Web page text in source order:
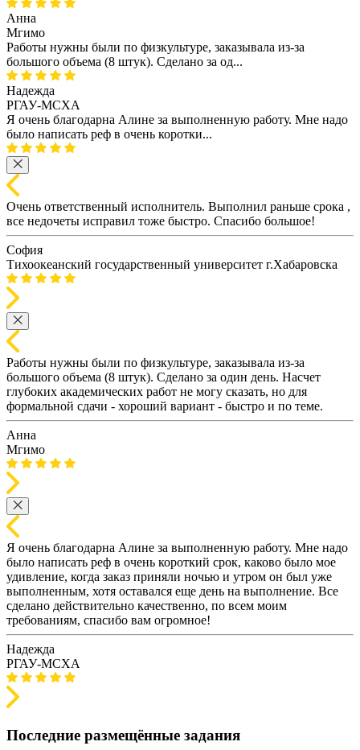
Анна
Мгимо
Работы нужны были по физкультуре, заказывала из-за
большого объема (8 штук). Сделано за од...
Надежда
РГАУ-МСХА
Я очень благодарна Алине за выполненную работу. Мне надо
было написать реф в очень коротки...
Очень ответственный исполнитель. Выполнил раньше срока ,
все недочеты исправил тоже быстро. Спасибо большое!
София
Тихоокеанский государственный университет г.Хабаровска
Работы нужны были по физкультуре, заказывала из-за
большого объема (8 штук). Сделано за один день. Насчет
глубоких академических работ не могу сказать, но для
формальной сдачи - хороший вариант - быстро и по теме.
Анна
Мгимо
Я очень благодарна Алине за выполненную работу. Мне надо
было написать реф в очень короткий срок, каково было мое
удивление, когда заказ приняли ночью и утром он был уже
выполненным, хотя оставался еще день на выполнение. Все
сделано действительно качественно, по всем моим
требованиям, спасибо вам огромное!
Надежда
РГАУ-МСХА
Последние размещённые задания